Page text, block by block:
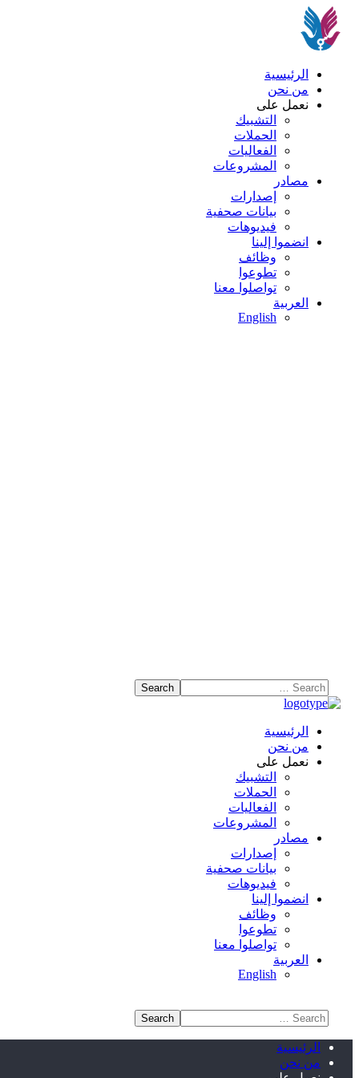
الرئيسية
من نحن
نعمل على
التشبيك
الحملات
الفعاليات
المشروعات
مصادر
إصدارات
بيانات صحفية
فيديوهات
انضموا إلينا
وظائف
تطوعوا
تواصلوا معنا
العربية
English
الرئيسية
من نحن
نعمل على
التشبيك
الحملات
الفعاليات
المشروعات
مصادر
إصدارات
بيانات صحفية
فيديوهات
انضموا إلينا
وظائف
تطوعوا
تواصلوا معنا
العربية
English
الرئيسية
من نحن